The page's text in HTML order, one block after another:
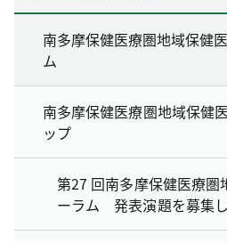
南多摩保健医療圏地域保健
ム
南多摩保健医療圏地域保健
ップ
第27 回南多摩保健医療圏
ーラム 発表演題を募集し